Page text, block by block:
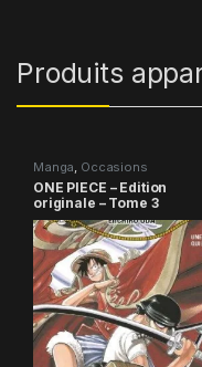
Produits
Manga, Occasions
ONE PIECE – Edition
originale – Tome 3